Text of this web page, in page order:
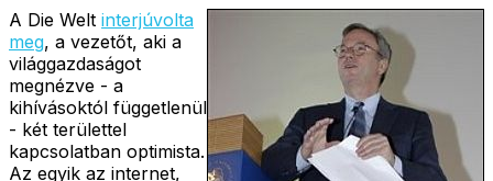
A Die Welt interjúvolta
meg, a vezetőt, aki a
világgazdaságot
megnézve - a
kihívásoktól függetlenül
- két területtel
kapcsolatban optimista.
Az egyik az internet,